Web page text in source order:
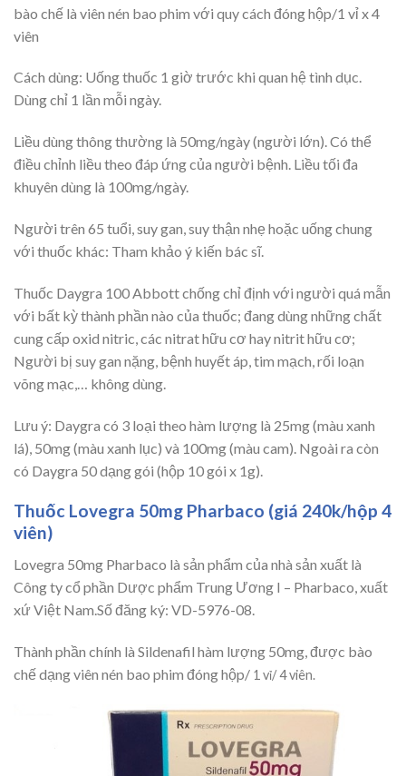
bào chế là viên nén bao phim với quy cách đóng hộp/1 vỉ x 4
viên
Cách dùng: Uống thuốc 1 giờ trước khi quan hệ tình dục.
Dùng chỉ 1 lần mỗi ngày.
Liều dùng thông thường là 50mg/ngày (người lớn). Có thể
điều chỉnh liều theo đáp ứng của người bệnh. Liều tối đa
khuyên dùng là 100mg/ngày.
Người trên 65 tuổi, suy gan, suy thận nhẹ hoặc uống chung
với thuốc khác: Tham khảo ý kiến bác sĩ.
Thuốc Daygra 100 Abbott chống chỉ định với người quá mẫn
với bất kỳ thành phần nào của thuốc; đang dùng những chất
cung cấp oxid nitric, các nitrat hữu cơ hay nitrit hữu cơ;
Người bị suy gan nặng, bệnh huyết áp, tim mạch, rối loạn
võng mạc,… không dùng.
Lưu ý: Daygra có 3 loại theo hàm lượng là 25mg (màu xanh
lá), 50mg (màu xanh lục) và 100mg (màu cam). Ngoài ra còn
có Daygra 50 dạng gói (hộp 10 gói x 1g).
Thuốc Lovegra 50mg Pharbaco (giá 240k/hộp 4
viên)
Lovegra 50mg Pharbaco là sản phẩm của nhà sản xuất là
Công ty cổ phần Dược phẩm Trung Ương I – Pharbaco, xuất
xứ Việt Nam.Số đăng ký: VD-5976-08.
Thành phần chính là Sildenafil hàm lượng 50mg, được bào
chế dạng viên nén bao phim đóng hộp/ 1 vỉ/ 4 viên.